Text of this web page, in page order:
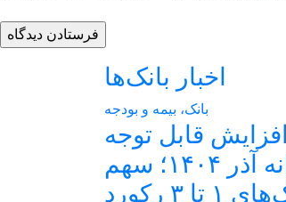
اخبار بانک‌ها
بانک، بیمه و بودجه
افزایش قابل توجه
یارانه آذر ۱۴۰۴؛ سهم
دهک‌های ۱ تا ۳ رکورد